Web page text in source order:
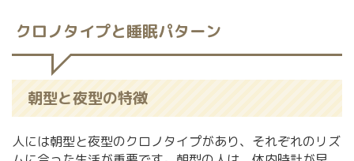
クロノタイプと睡眠パターン
朝型と夜型の特徴
人には朝型と夜型のクロノタイプがあり、それぞれのリズ